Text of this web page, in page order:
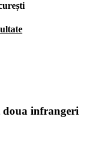
doua infrangeri